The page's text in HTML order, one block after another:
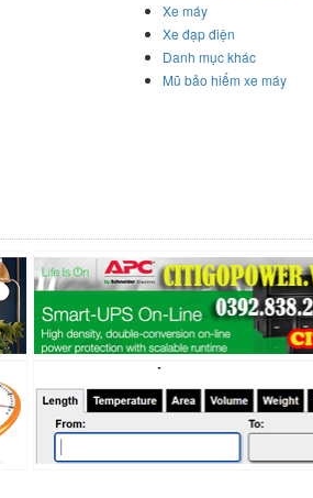
Xe máy
Xe đạp điện
Danh mục khác
Mũ bảo hiểm xe máy